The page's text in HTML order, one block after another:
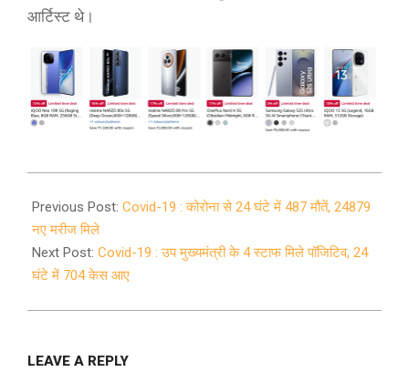
आर्टिस्ट थे।
07-
09
Previous Post: Covid-19 : कोरोना से 24 घंटे में 487 मौतें, 24879
नए मरीज मिले
Next Post: Covid-19 : उप मुख्यमंत्री के 4 स्टाफ मिले पॉजिटिव, 24
घंटे में 704 केस आए
LEAVE A REPLY